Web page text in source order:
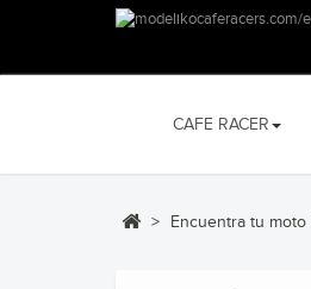
CAFE RACER
> Encuentra tu moto